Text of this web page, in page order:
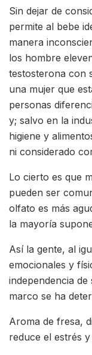
Sin dejar de
permite al bebe
manera
los hombre
testosterona con
una mujer que
personas
y; salvo en la
higiene y
ni considerado
Lo cierto es que
pueden ser
olfato es más
la mayoría
Así la gente, al
emocionales y
independencia
marco se ha
Aroma de fresa,
reduce el estrés